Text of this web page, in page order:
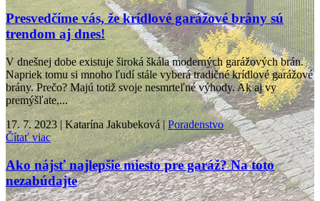
Presvedčíme vás, že krídlové garážové brány sú
trendom aj dnes!
V dnešnej dobe existuje široká škála moderných garážových brán.
Napriek tomu si mnoho ľudí stále vyberá tradičné krídlové garážové
brány. Prečo? Majú totiž svoje nesmrteľné výhody. Ak aj vy
premýšľate,...
17. 7. 2023 | Katarína Jakubeková |Poradenstvo
Čítať viac
Ako nájsť najlepšie miesto pre garáž? Na toto
nezabúdajte